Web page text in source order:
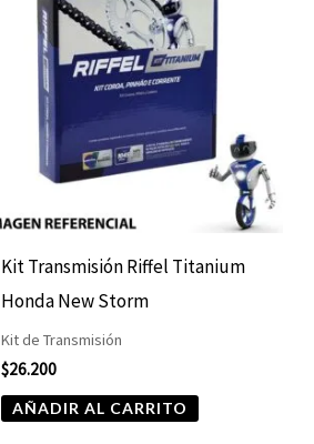
Kit Transmisión Riffel Titanium
Honda New Storm
Kit de Transmisión
$26.200
AÑADIR AL CARRITO